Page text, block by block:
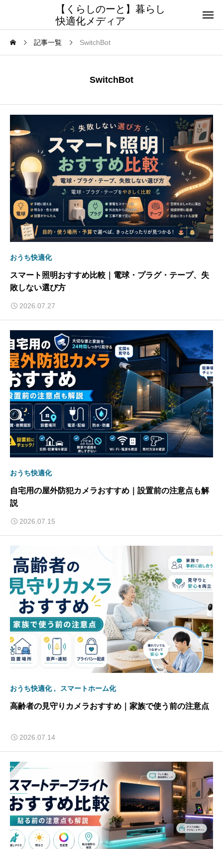
【くらしのーと】暮らし
快適化メディア
記事一覧 SwitchBot
SwitchBot
おうち快適化
スマート照明おすすめ比較｜電球・プラグ・テープ、失
敗しない選び方
2026.07.27
おうち快適化
自宅用の屋外防犯カメラおすすめ｜設置前の注意点も解
説
2026.07.15
おうち快適化 スマートホーム化
高齢者の見守りカメラおすすめ｜家族で使う前の注意点
2026.07.14